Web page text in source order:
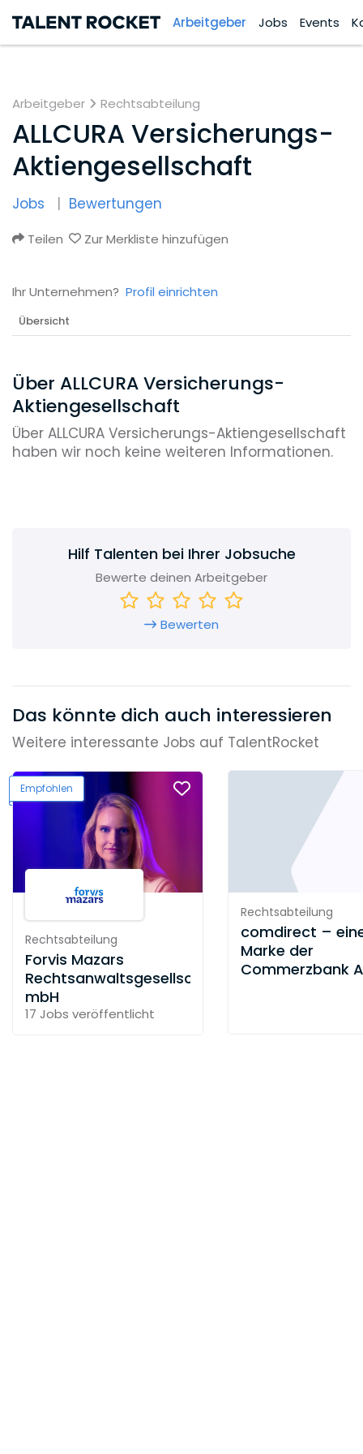
Arbeitgeber Jobs Events
Arbeitgeber Rechtsabteilung
ALLCURA Versicherungs-
Aktiengesellschaft
Jobs Bewertungen
Teilen Zur Merkliste hinzufügen
Ihr Unternehmen? Profil einrichten
Übersicht
Über ALLCURA Versicherungs-
Aktiengesellschaft
Über ALLCURA Versicherungs-Aktiengesellschaft
haben wir noch keine weiteren Informationen.
Hilf Talenten bei Ihrer Jobsuche
Bewerte deinen Arbeitgeber
Bewerten
Das könnte dich auch interessieren
Weitere interessante Jobs auf TalentRocket
Empfohlen
Rechtsabteilung
Forvis Mazars
Rechtsanwaltsgesellschaft
mbH
17 Jobs veröffentlicht
Rechtsabteilung
comdirect –
Marke der
Commerzbank